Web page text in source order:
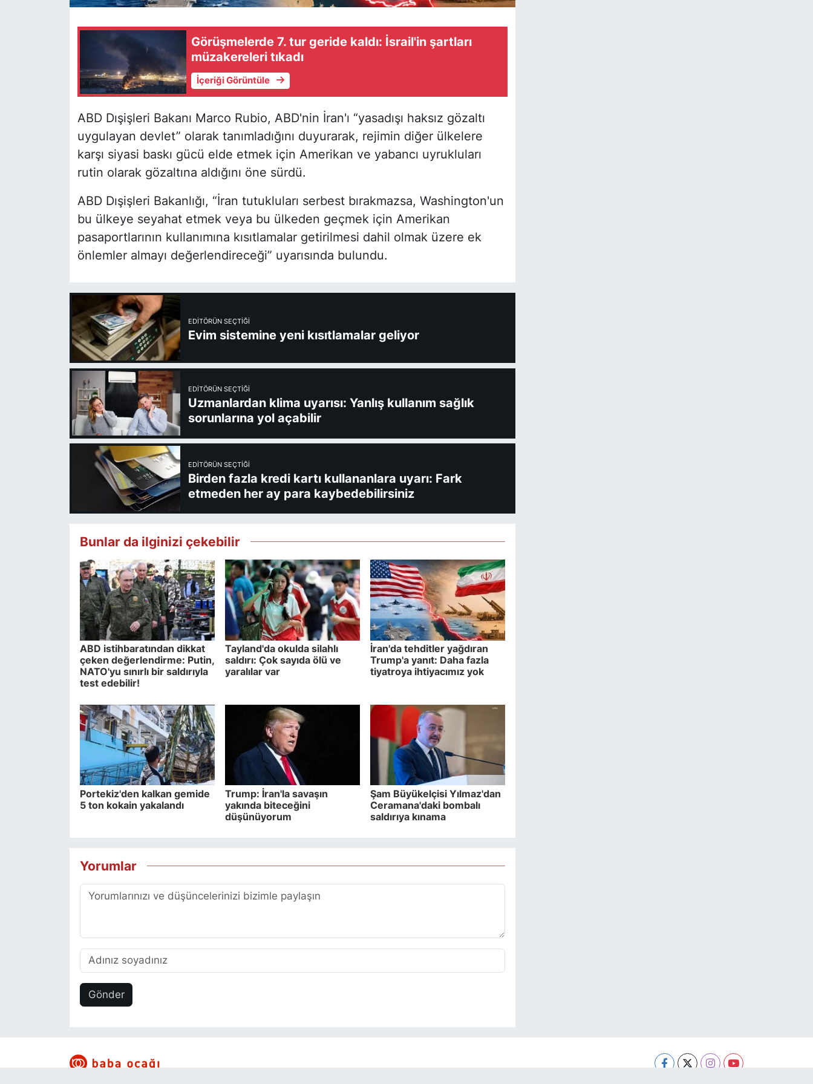
Görüşmelerde 7. tur geride kaldı: İsrail'in şartları
müzakereleri tıkadı
İçeriği Görüntüle
ABD Dışişleri Bakanı Marco Rubio, ABD'nin İran'ı “yasadışı haksız gözaltı
uygulayan devlet” olarak tanımladığını duyurarak, rejimin diğer ülkelere
karşı siyasi baskı gücü elde etmek için Amerikan ve yabancı uyrukluları
rutin olarak gözaltına aldığını öne sürdü.
ABD Dışişleri Bakanlığı, “İran tutukluları serbest bırakmazsa, Washington'un
bu ülkeye seyahat etmek veya bu ülkeden geçmek için Amerikan
pasaportlarının kullanımına kısıtlamalar getirilmesi dahil olmak üzere ek
önlemler almayı değerlendireceği” uyarısında bulundu.
EDITÖRÜN SEÇTIĞI
Evim sistemine yeni kısıtlamalar geliyor
EDITÖRÜN SEÇTIĞI
Uzmanlardan klima uyarısı: Yanlış kullanım sağlık
sorunlarına yol açabilir
EDITÖRÜN SEÇTIĞI
Birden fazla kredi kartı kullananlara uyarı: Fark
etmeden her ay para kaybedebilirsiniz
Bunlar da ilginizi çekebilir
ABD istihbaratından dikkat
çeken değerlendirme: Putin,
NATO'yu sınırlı bir saldırıyla
test edebilir!
Tayland'da okulda silahlı
saldırı: Çok sayıda ölü ve
yaralılar var
İran'da tehditler yağdıran
Trump'a yanıt: Daha fazla
tiyatroya ihtiyacımız yok
Portekiz'den kalkan gemide
5 ton kokain yakalandı
Trump: İran'la savaşın
yakında biteceğini
düşünüyorum
Şam Büyükelçisi Yılmaz'dan
Ceramana'daki bombalı
saldırıya kınama
Yorumlar
Gönder